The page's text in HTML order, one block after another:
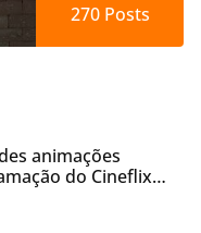
270Posts
animações
do Cineflix